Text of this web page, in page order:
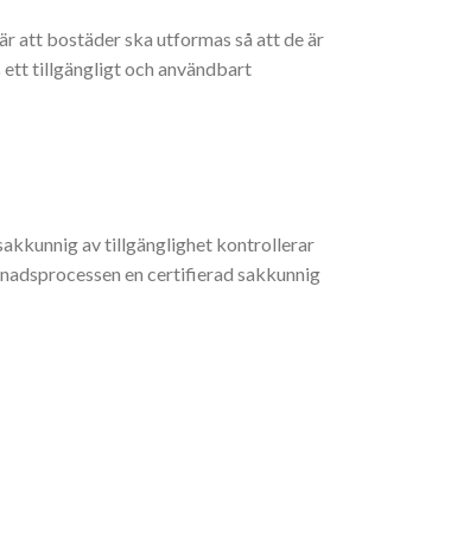
att bostäder ska utformas så att de är
ett tillgängligt och användbart
av tillgänglighet kontrollerar
en certifierad sakkunnig